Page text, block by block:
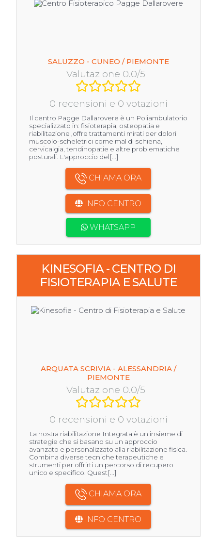
SALUZZO - CUNEO / PIEMONTE
Valutazione 0.0/5
0 recensioni e 0 votazioni
Il centro Pagge Dallarovere è un Poliambulatorio
specializzato in: fisioterapia, osteopatia e
riabilitazione ,offre trattamenti mirati per dolori
muscolo-scheletrici come mal di schiena,
cervicalgia, tendinopatie e altre problematiche
posturali. L'approccio del[...]
CHIAMA ORA
INFO CENTRO
WHATSAPP
KINESOFIA - CENTRO DI
FISIOTERAPIA E SALUTE
ARQUATA SCRIVIA - ALESSANDRIA /
PIEMONTE
Valutazione 0.0/5
0 recensioni e 0 votazioni
La nostra riabilitazione Integrata è un insieme di
strategie che si basano su un approccio
avanzato e personalizzato alla riabilitazione fisica.
Combina diverse tecniche terapeutiche e
strumenti per offrirti un percorso di recupero
unico e specifico. Quest[...]
CHIAMA ORA
INFO CENTRO